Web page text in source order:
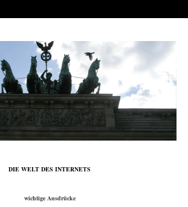
DIE WELT DES INTERNETS
wichtige Ausdrücke